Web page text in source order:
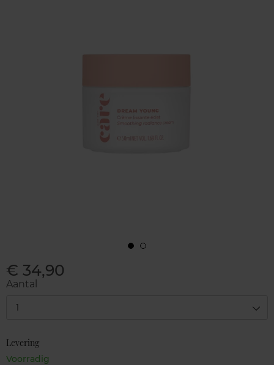
€ 34,90
Aantal
1
Levering
Voorradig